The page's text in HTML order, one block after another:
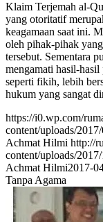
Klaim Terjemah al-
yang otoritatif
keagamaan saat ini.
oleh pihak-pihak
tersebut. Sementara
mengamati hasil-
seperti fikih, lebih
hukum yang sangat
https://i0.wp.com/
content/uploads/
Achmat Hilmi http://
content/uploads/
Achmat Hilmi2017-
Tanpa Agama